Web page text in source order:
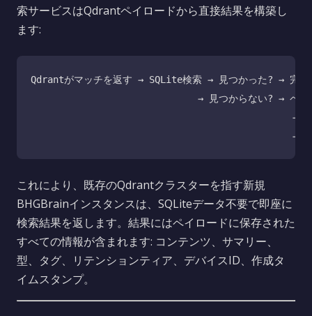
索サービスはQdrantペイロードから直接結果を構築し
ます:
Qdrantがマッチを返す → SQLite検索 → 見つかった? → 完全
→ 見つからない? → ペイ
→ は
これにより、既存のQdrantクラスターを指す新規
BHGBrainインスタンスは、SQLiteデータ不要で即座に
検索結果を返します。結果にはペイロードに保存された
すべての情報が含まれます: コンテンツ、サマリー、
型、タグ、リテンションティア、デバイスID、作成タ
イムスタンプ。